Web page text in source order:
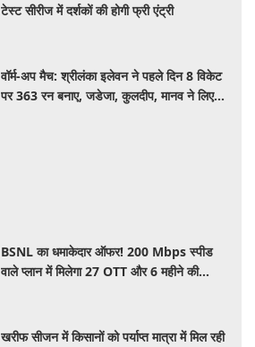
टेस्ट सीरीज में दर्शकों की होगी फ्री एंट्री
वॉर्म-अप मैच: श्रीलंका इलेवन ने पहले दिन 8 विकेट
पर 363 रन बनाए, जडेजा, कुलदीप, मानव ने लिए
BSNL का धमाकेदार ऑफर! 200 Mbps स्पीड
वाले प्लान में मिलेगा 27 OTT और 6 महीने की
खरीफ सीजन में किसानों को पर्याप्त मात्रा में मिल रही